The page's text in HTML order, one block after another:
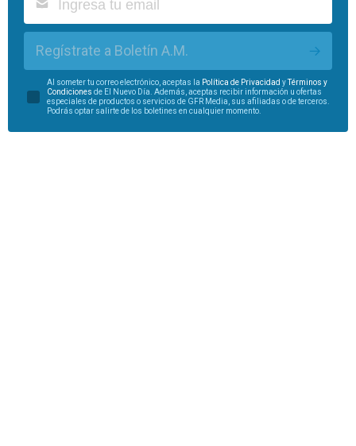
Regístrate a Boletín A.M.
Al someter tu correo electrónico, aceptas la Política de Privacidad yTérminos y
Condiciones de El Nuevo Día. Además, aceptas recibir información u ofertas
especiales de productos o servicios de GFR Media, sus afiliadas o de terceros.
Podrás optar salirte de los boletines en cualquier momento.